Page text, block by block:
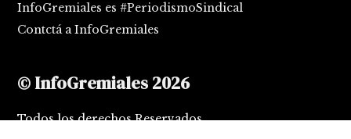
InfoGremiales es #PeriodismoSindical
Contctá a InfoGremiales
© InfoGremiales 2026
Todos los derechos Reservados